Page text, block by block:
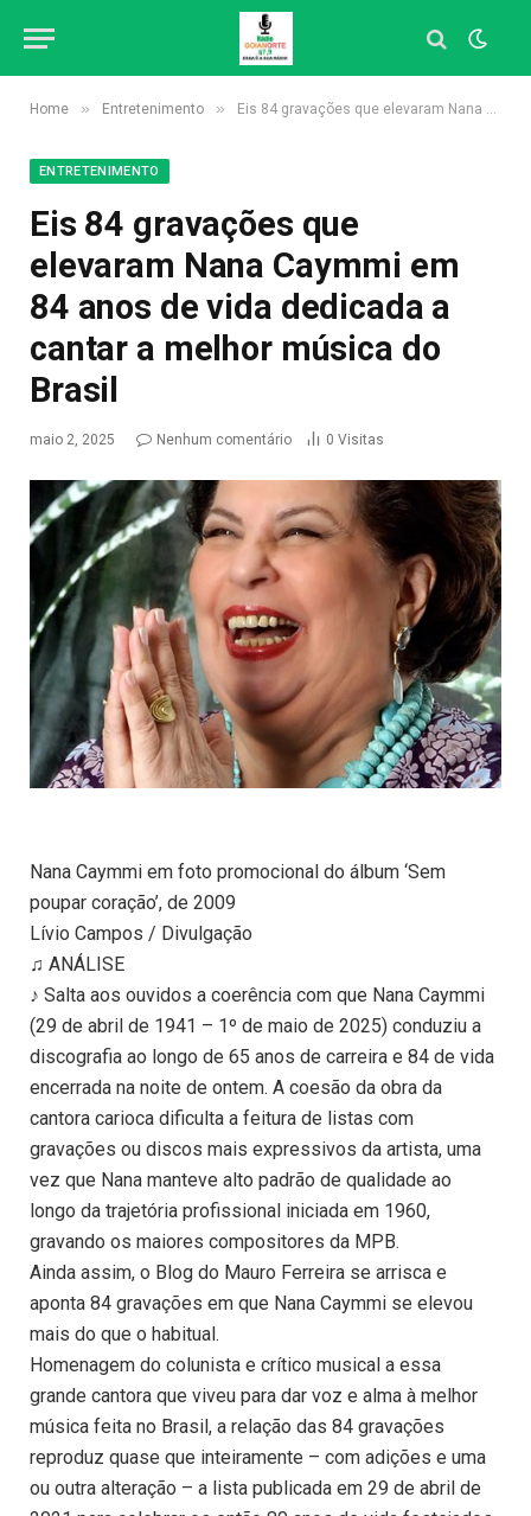
Home » Entretenimento » Eis 84 gravações que elevaram Nana Caymmi em 84 anos de vida dedicada a cantar a melhor música do Brasil
ENTRETENIMENTO
Eis 84 gravações que
elevaram Nana Caymmi em
84 anos de vida dedicada a
cantar a melhor música do
Brasil
maio 2, 2025 Nenhum comentário 0 Visitas
Nana Caymmi em foto promocional do álbum ‘Sem
poupar coração’, de 2009
Lívio Campos / Divulgação
♫ ANÁLISE
♪ Salta aos ouvidos a coerência com que Nana Caymmi
(29 de abril de 1941 – 1º de maio de 2025) conduziu a
discografia ao longo de 65 anos de carreira e 84 de vida
encerrada na noite de ontem. A coesão da obra da
cantora carioca dificulta a feitura de listas com
gravações ou discos mais expressivos da artista, uma
vez que Nana manteve alto padrão de qualidade ao
longo da trajetória profissional iniciada em 1960,
gravando os maiores compositores da MPB.
Ainda assim, o Blog do Mauro Ferreira se arrisca e
aponta 84 gravações em que Nana Caymmi se elevou
mais do que o habitual.
Homenagem do colunista e crítico musical a essa
grande cantora que viveu para dar voz e alma à melhor
música feita no Brasil, a relação das 84 gravações
reproduz quase que inteiramente – com adições e uma
ou outra alteração – a lista publicada em 29 de abril de